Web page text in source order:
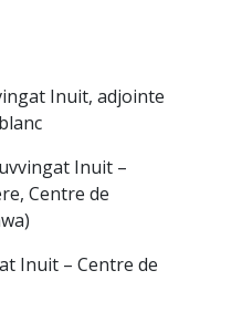
Inuit, adjointe
Inuit –
Centre de
Inuit – Centre de